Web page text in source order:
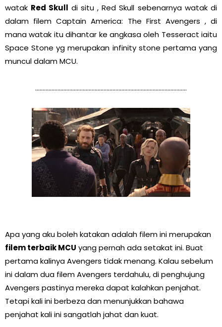
watak Red Skull di situ , Red Skull sebenarnya watak di
dalam filem Captain America: The First Avengers , di
mana watak itu dihantar ke angkasa oleh Tesseract iaitu
Space Stone yg merupakan infinity stone pertama yang
muncul dalam MCU.
......................................................................................................
Apa yang aku boleh katakan adalah filem ini merupakan
filem terbaik MCU yang pernah ada setakat ini. Buat
pertama kalinya Avengers tidak menang. Kalau sebelum
ini dalam dua filem Avengers terdahulu, di penghujung
Avengers pastinya mereka dapat kalahkan penjahat.
Tetapi kali ini berbeza dan menunjukkan bahawa
penjahat kali ini sangatlah jahat dan kuat.